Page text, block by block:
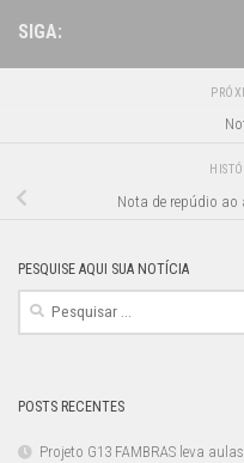
SIGA:
Nota de repúdio
PESQUISE AQUI SUA NOTÍCIA
Pesquisar
POSTS RECENTES
Projeto G13 FAMBRAS leva